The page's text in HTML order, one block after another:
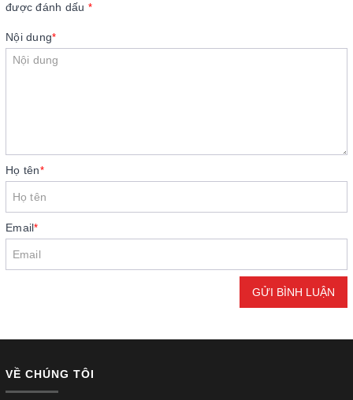
được đánh dấu *
Nội dung*
Họ tên*
Email*
GỬI BÌNH LUẬN
VỀ CHÚNG TÔI